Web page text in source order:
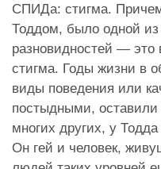
СПИДа: стигма.
Тоддом, было одной из
разновидностей — это
стигма. Годы жизни в
виды поведения или
постыдными,
многих других, у
Он гей и человек,